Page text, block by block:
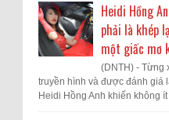
Heidi Hồng
phải là khép
một giấc mơ
(DNTH) - Từng
truyền hình và được đánh giá
Heidi Hồng Anh khiến không